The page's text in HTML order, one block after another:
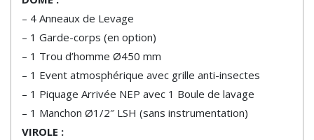
– 4 Anneaux de Levage
– 1 Garde-corps (en option)
– 1 Trou d’homme Ø450 mm
– 1 Event atmosphérique avec grille anti-insectes
– 1 Piquage Arrivée NEP avec 1 Boule de lavage
– 1 Manchon Ø1/2″ LSH (sans instrumentation)
VIROLE :